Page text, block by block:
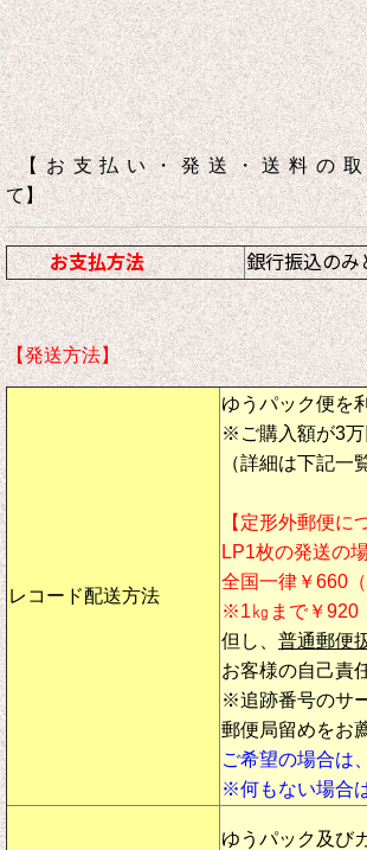
【お支払い・発送・送料の
て】
お支払方法 銀行振込のみ
【発送方法】
レコード配送方法
ゆうパック便を
※ご購入額が3万
（詳細は下記一
【定形外郵便に
LP1枚の発送の
全国一律￥660
※1㎏まで￥920
但し、 普通郵便
お客様の自己責
※追跡番号のサ
郵便局留めをお
ご希望の場合は
※何もない場合
ゆうパック及び